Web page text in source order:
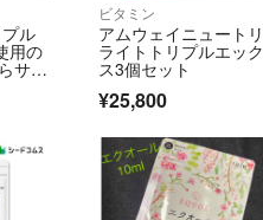
ル
用の
サン
期
を
ビタミン
アムウェイニュートリ
ライトトリプルエック
ス3個セット
¥25,800